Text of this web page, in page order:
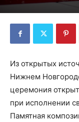
Из открытых
Нижнем
церемония
при исполнении
Памятная